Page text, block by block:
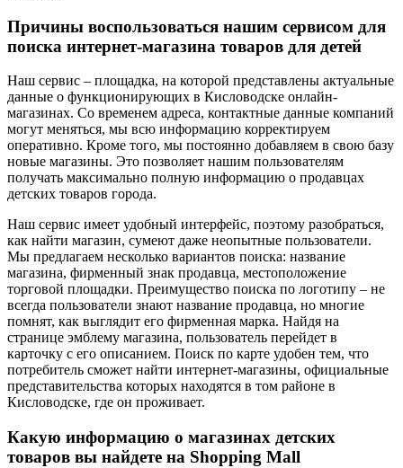
Причины воспользоваться нашим сервисом для
поиска интернет-магазина товаров для детей
Наш сервис – площадка, на которой представлены актуальные
данные о функционирующих в Кисловодске онлайн-
магазинах. Со временем адреса, контактные данные компаний
могут меняться, мы всю информацию корректируем
оперативно. Кроме того, мы постоянно добавляем в свою базу
новые магазины. Это позволяет нашим пользователям
получать максимально полную информацию о продавцах
детских товаров города.
Наш сервис имеет удобный интерфейс, поэтому разобраться,
как найти магазин, сумеют даже неопытные пользователи.
Мы предлагаем несколько вариантов поиска: название
магазина, фирменный знак продавца, местоположение
торговой площадки. Преимущество поиска по логотипу – не
всегда пользователи знают название продавца, но многие
помнят, как выглядит его фирменная марка. Найдя на
странице эмблему магазина, пользователь перейдет в
карточку с его описанием. Поиск по карте удобен тем, что
потребитель сможет найти интернет-магазины, официальные
представительства которых находятся в том районе в
Кисловодске, где он проживает.
Какую информацию о магазинах детских
товаров вы найдете на Shopping Mall